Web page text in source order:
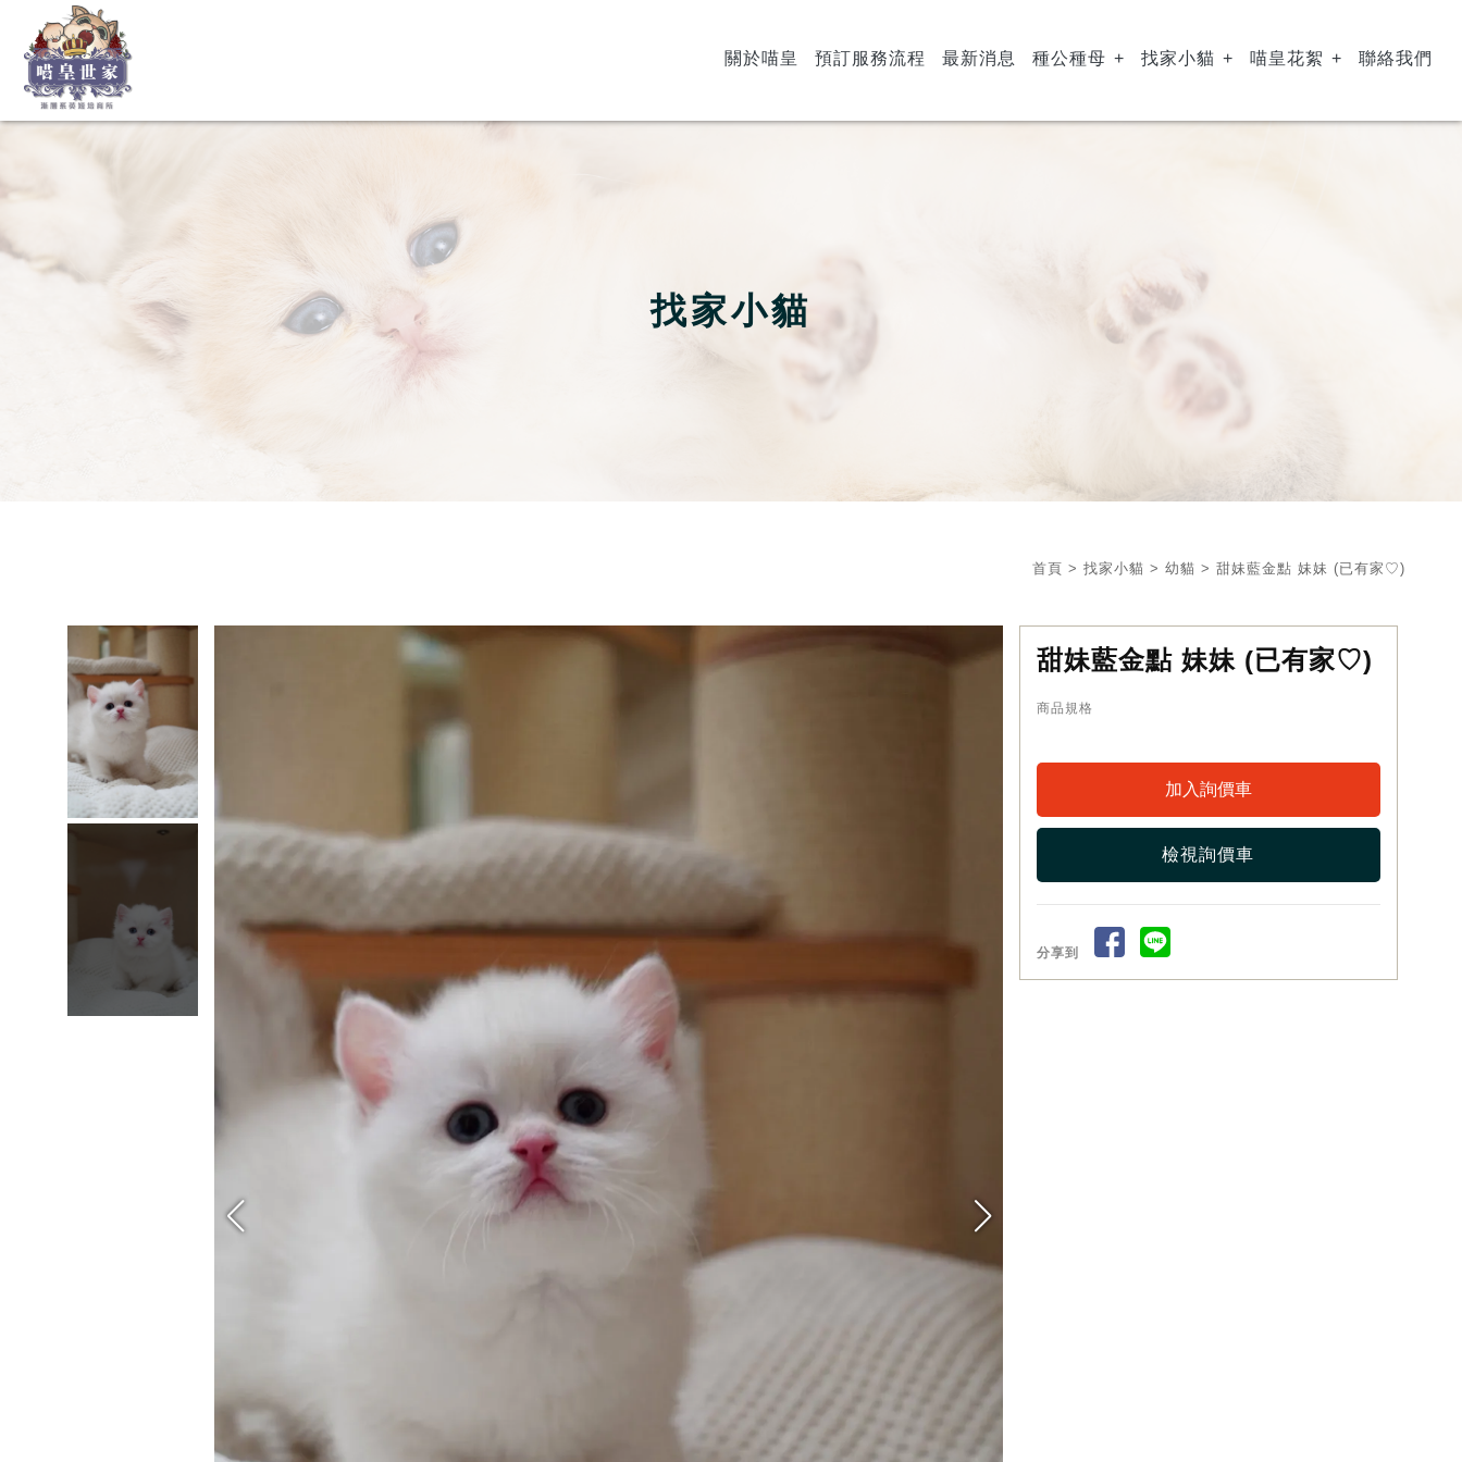
關於喵皇 預訂服務流程 最新消息 種公種母 找家小貓 喵皇花絮 聯絡我們
找家小貓
首頁 > 找家小貓 > 幼貓 > 甜妹藍金點 妹妹 (已有家♡)
甜妹藍金點 妹妹 (已有家♡)
商品規格
檢視詢價車
分享到